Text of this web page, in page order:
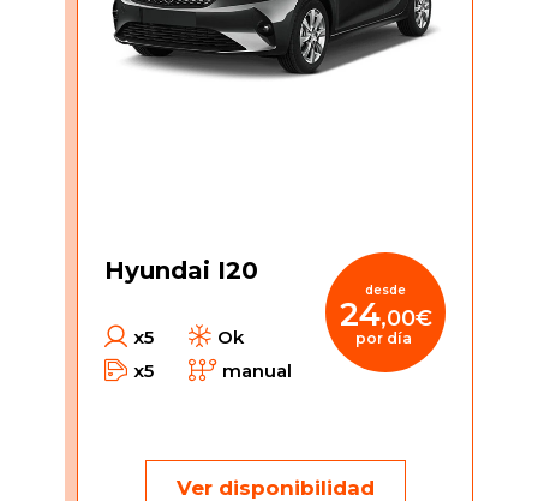
Hyundai I20
x5
Ok
x5
manual
desde
24,00€
por día
Ver disponibilidad